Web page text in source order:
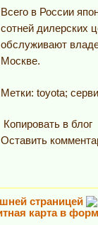
Всего в России
сотней дилерских
обслуживают
Москве.
Метки: toyota;
Копировать в блог
Оставить